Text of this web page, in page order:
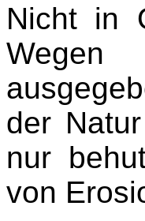
Nicht in
der
nur
von